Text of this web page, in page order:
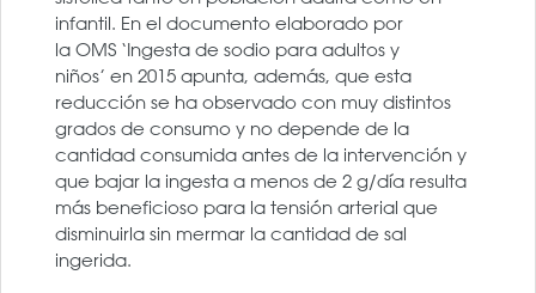
infantil. En el documento elaborado por
la OMS ‘Ingesta de sodio para adultos y
niños’ en 2015 apunta, además, que esta
reducción se ha observado con muy distintos
grados de consumo y no depende de la
cantidad consumida antes de la intervención y
que bajar la ingesta a menos de 2 g/día resulta
más beneficioso para la tensión arterial que
disminuirla sin mermar la cantidad de sal
ingerida.